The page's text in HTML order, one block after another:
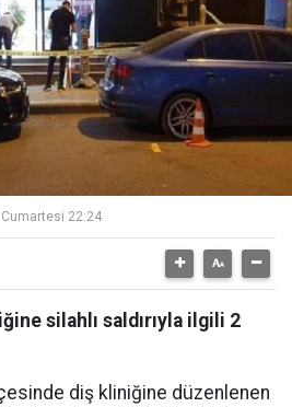
22:24
silahlı saldırıyla ilgili 2
diş kliniğine düzenlenen